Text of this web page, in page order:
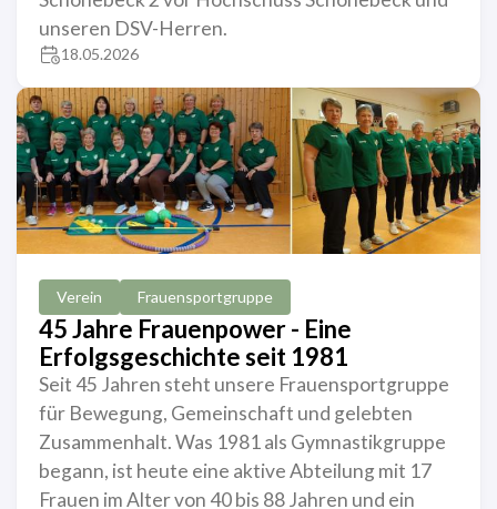
unseren DSV-Herren.
18.05.2026
Verein Frauensportgruppe
45 Jahre Frauenpower - Eine
Erfolgsgeschichte seit 1981
Seit 45 Jahren steht unsere Frauensportgruppe
für Bewegung, Gemeinschaft und gelebten
Zusammenhalt. Was 1981 als Gymnastikgruppe
begann, ist heute eine aktive Abteilung mit 17
Frauen im Alter von 40 bis 88 Jahren und ein